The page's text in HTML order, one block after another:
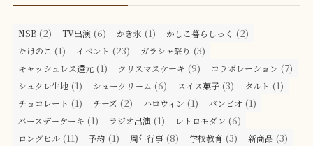
NSB (2) TV出演 (6) かき氷 (1) かしこ暮らしっく (2)
たけのこ (1) イベント (23) ガラシャ祭り (3)
キャッシュレス還元 (1) クリスマスケーキ (9) コラボレーション (7)
シュクレ生地 (1) シュークリーム (6) スイス菓子 (3) タルト (1)
チョコレート (1) チーズ (2) ハロウィン (1) バンビオ (1)
バースデーケーキ (1) ラジオ出演 (1) レトロモダン (6)
ロングヒル (11) 予約 (1) 周年行事 (8) 学校教育 (3) 新商品 (3)